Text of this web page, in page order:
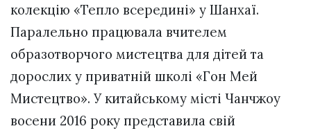
колекцію «Тепло всередині» у Шанхаї.
Паралельно працювала вчителем
образотворчого мистецтва для дітей та
дорослих у приватній школі «Гон Мей
Мистецтво». У китайському місті Чанчжоу
восени 2016 року представила свій